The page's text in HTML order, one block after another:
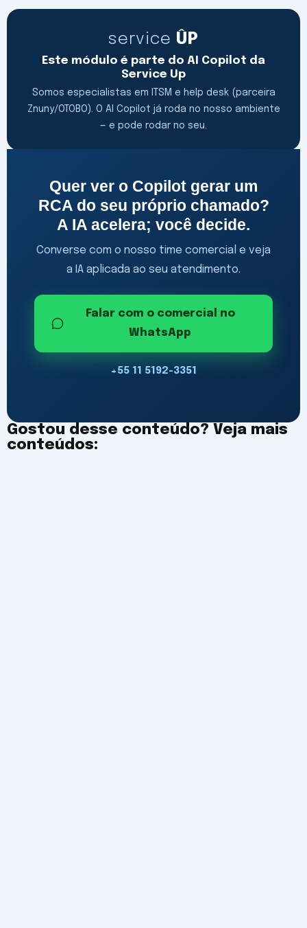
service ÛP
Este módulo é parte do AI Copilot da
Service Up
Somos especialistas em ITSM e help desk (parceira
Znuny/OTOBO). O AI Copilot já roda no nosso ambiente
— e pode rodar no seu.
Quer ver o Copilot gerar um
RCA do seu próprio chamado?
A IA acelera; você decide.
Converse com o nosso time comercial e veja
a IA aplicada ao seu atendimento.
Falar com o comercial no
WhatsApp
+55 11 5192-3351
Gostou desse conteúdo? Veja mais
conteúdos: